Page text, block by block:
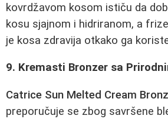
kovrdžavom kosom ističu da
kosu sjajnom i hidriranom, a
je kosa zdravija otkako ga
9. Kremasti Bronzer sa
Catrice Sun Melted Cream
preporučuje se zbog savršene